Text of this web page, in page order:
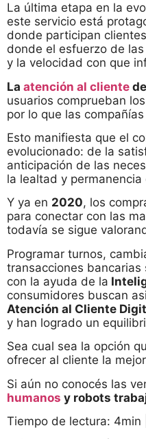
La última etapa en la
este servicio está
donde participan
donde el esfuerzo de
y la velocidad con que
La atención al cliente
usuarios comprueban
por lo que las
Esto manifiesta que el
evolucionado: de la
anticipación de las
la lealtad y permanencia
Y ya en 2020, los
para conectar con las
todavía se sigue
Programar turnos,
transacciones
con la ayuda de la
consumidores buscan
Atención al Cliente
y han logrado un
Sea cual sea la opción
ofrecer al cliente la
Si aún no conocés las
humanos y robots
Tiempo de lectura: 4min